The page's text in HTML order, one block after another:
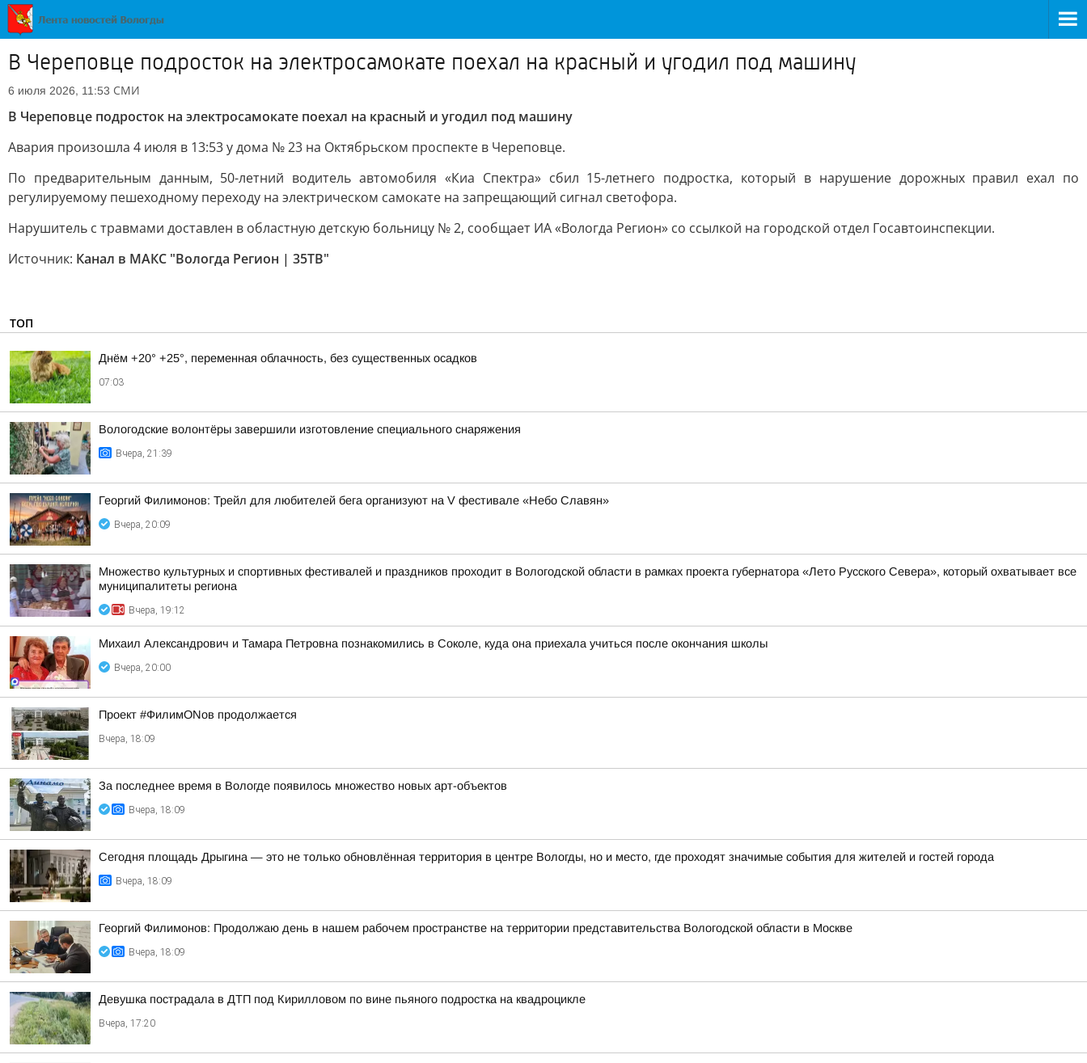
В Череповце подросток на электросамокате поехал на красный и угодил под машину
6 июля 2026, 11:53 СМИ
В Череповце подросток на электросамокате поехал на красный и угодил под машину
Авария произошла 4 июля в 13:53 у дома № 23 на Октябрьском проспекте в Череповце.
По предварительным данным, 50-летний водитель автомобиля «Киа Спектра» сбил 15-летнего подростка, который в нарушение дорожных правил ехал по
регулируемому пешеходному переходу на электрическом самокате на запрещающий сигнал светофора.
Нарушитель с травмами доставлен в областную детскую больницу № 2, сообщает ИА «Вологда Регион» со ссылкой на городской отдел Госавтоинспекции.
Источник: Канал в МАКС "Вологда Регион | 35ТВ"
ТОП
Днём +20° +25°, переменная облачность, без существенных осадков
07:03
Вологодские волонтёры завершили изготовление специального снаряжения
Вчера, 21:39
Георгий Филимонов: Трейл для любителей бега организуют на V фестивале «Небо Славян»
Вчера, 20:09
Множество культурных и спортивных фестивалей и праздников проходит в Вологодской области в рамках проекта губернатора «Лето Русского Севера», который охватывает все
муниципалитеты региона
Вчера, 19:12
Михаил Александрович и Тамара Петровна познакомились в Соколе, куда она приехала учиться после окончания школы
Вчера, 20:00
Проект #ФилимONов продолжается
Вчера, 18:09
За последнее время в Вологде появилось множество новых арт-объектов
Вчера, 18:09
Сегодня площадь Дрыгина — это не только обновлённая территория в центре Вологды, но и место, где проходят значимые события для жителей и гостей города
Вчера, 18:09
Георгий Филимонов: Продолжаю день в нашем рабочем пространстве на территории представительства Вологодской области в Москве
Вчера, 18:09
Девушка пострадала в ДТП под Кирилловом по вине пьяного подростка на квадроцикле
Вчера, 17:20